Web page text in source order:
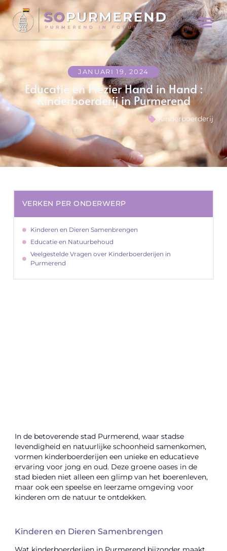
JANUARI 19, 2024
Educatie en Plezier Hand in Hand :
Kinderboerderij in Purmerend
Kinderboerderij
In de betoverende stad Purmerend, waar stadse
levendigheid en natuurlijke schoonheid samenkomen,
vormen kinderboerderijen een unieke en educatieve
ervaring voor jong en oud. Deze groene oases in de
stad bieden niet alleen een glimp van het boerenleven,
maar ook een speelse en leerzame omgeving voor
kinderen om de natuur te ontdekken.
Kinderen en Dieren Samenbrengen
VERKEN PER ONDERWERP
Kinderen en Dieren Samenbrengen
Educatie en Natuurbehoud
Veelgestelde Vragen over Kinderboerderijen in
Purmerend